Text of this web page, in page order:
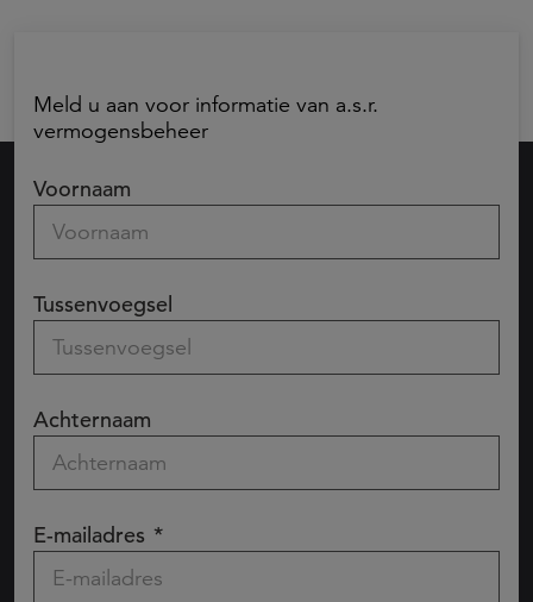
Meld u aan voor informatie van a.s.r.
vermogensbeheer
Voornaam
Tussenvoegsel
Achternaam
E-mailadres